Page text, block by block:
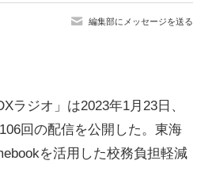
編集部にメッセージを送る
ラジオ」は2023年1月23日、
回の配信を公開した。東海
を活用した校務負担軽減